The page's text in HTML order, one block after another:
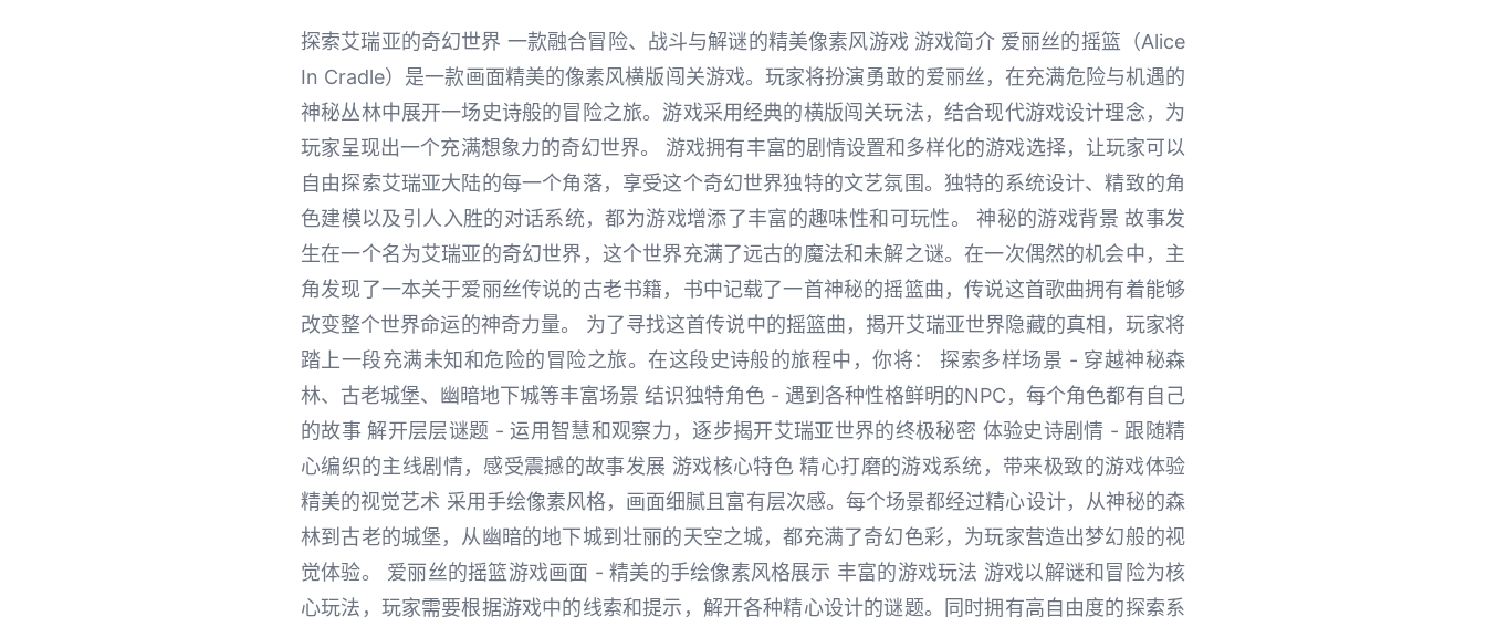
探索艾瑞亚的奇幻世界 一款融合冒险、战斗与解谜的精美像素风游戏 游戏简介 爱丽丝的摇篮（Alice
In Cradle）是一款画面精美的像素风横版闯关游戏。玩家将扮演勇敢的爱丽丝，在充满危险与机遇的
神秘丛林中展开一场史诗般的冒险之旅。游戏采用经典的横版闯关玩法，结合现代游戏设计理念，为
玩家呈现出一个充满想象力的奇幻世界。 游戏拥有丰富的剧情设置和多样化的游戏选择，让玩家可以
自由探索艾瑞亚大陆的每一个角落，享受这个奇幻世界独特的文艺氛围。独特的系统设计、精致的角
色建模以及引人入胜的对话系统，都为游戏增添了丰富的趣味性和可玩性。 神秘的游戏背景 故事发
生在一个名为艾瑞亚的奇幻世界，这个世界充满了远古的魔法和未解之谜。在一次偶然的机会中，主
角发现了一本关于爱丽丝传说的古老书籍，书中记载了一首神秘的摇篮曲，传说这首歌曲拥有着能够
改变整个世界命运的神奇力量。 为了寻找这首传说中的摇篮曲，揭开艾瑞亚世界隐藏的真相，玩家将
踏上一段充满未知和危险的冒险之旅。在这段史诗般的旅程中，你将： 探索多样场景 - 穿越神秘森
林、古老城堡、幽暗地下城等丰富场景 结识独特角色 - 遇到各种性格鲜明的NPC，每个角色都有自己
的故事 解开层层谜题 - 运用智慧和观察力，逐步揭开艾瑞亚世界的终极秘密 体验史诗剧情 - 跟随精
心编织的主线剧情，感受震撼的故事发展 游戏核心特色 精心打磨的游戏系统，带来极致的游戏体验
精美的视觉艺术 采用手绘像素风格，画面细腻且富有层次感。每个场景都经过精心设计，从神秘的森
林到古老的城堡，从幽暗的地下城到壮丽的天空之城，都充满了奇幻色彩，为玩家营造出梦幻般的视
觉体验。 爱丽丝的摇篮游戏画面 - 精美的手绘像素风格展示 丰富的游戏玩法 游戏以解谜和冒险为核
心玩法，玩家需要根据游戏中的线索和提示，解开各种精心设计的谜题。同时拥有高自由度的探索系